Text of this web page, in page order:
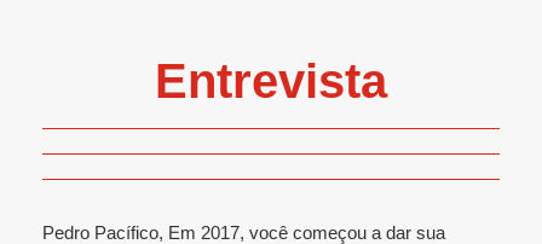
Entrevista
Pedro Pacífico, Em 2017, você começou a dar sua